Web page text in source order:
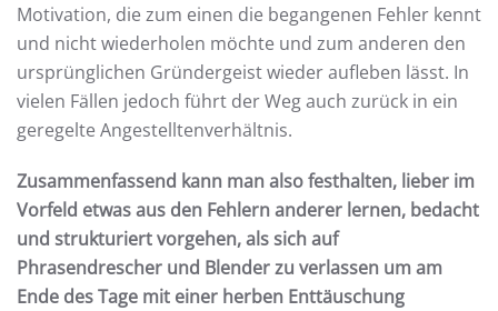
Motivation, die zum einen die begangenen Fehler kennt
und nicht wiederholen möchte und zum anderen den
ursprünglichen Gründergeist wieder aufleben lässt. In
vielen Fällen jedoch führt der Weg auch zurück in ein
geregelte Angestelltenverhältnis.
Zusammenfassend kann man also festhalten, lieber im
Vorfeld etwas aus den Fehlern anderer lernen, bedacht
und strukturiert vorgehen, als sich auf
Phrasendrescher und Blender zu verlassen um am
Ende des Tage mit einer herben Enttäuschung